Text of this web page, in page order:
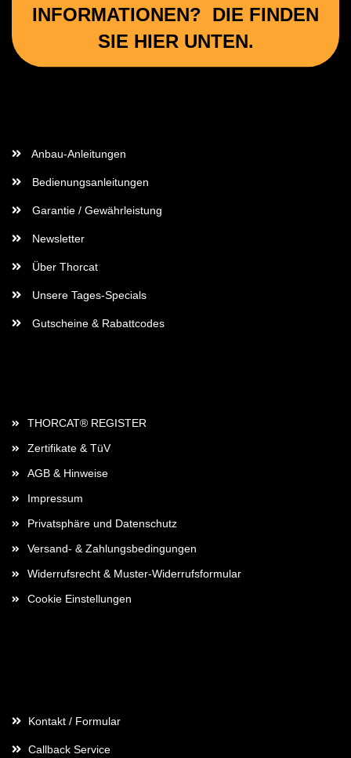
INFORMATIONEN? DIE FINDEN
SIE HIER UNTEN.
Anbau-Anleitungen
Bedienungsanleitungen
Garantie / Gewährleistung
Newsletter
Über Thorcat
Unsere Tages-Specials
Gutscheine & Rabattcodes
THORCAT® REGISTER
Zertifikate & TüV
AGB & Hinweise
Impressum
Privatsphäre und Datenschutz
Versand- & Zahlungsbedingungen
Widerrufsrecht & Muster-Widerrufsformular
Cookie Einstellungen
Kontakt / Formular
Callback Service